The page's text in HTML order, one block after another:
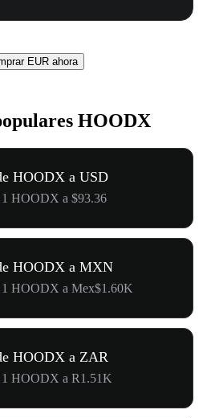
EUR ahora
HOODX
HOODX a USD
1 HOODX a $93.36
HOODX a MXN
1 HOODX a Mex$1.60K
HOODX a ZAR
1 HOODX a R1.51K